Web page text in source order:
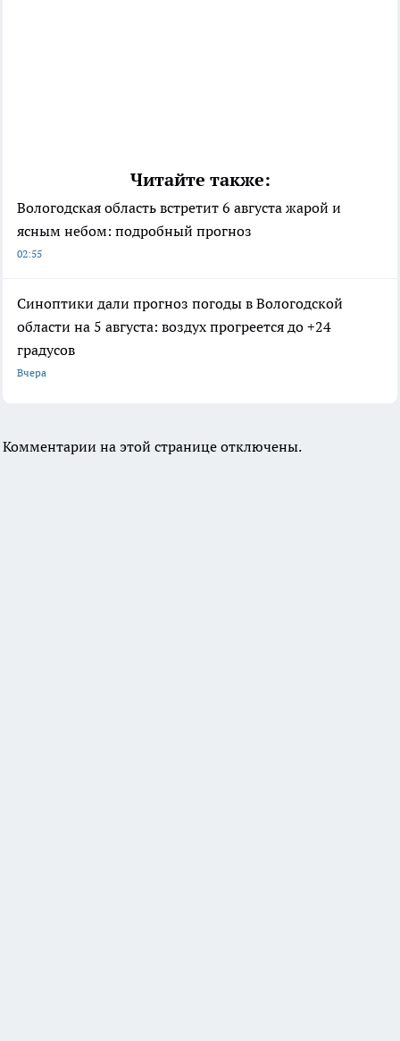
Читайте также:
Вологодская область встретит 6 августа жарой и
ясным небом: подробный прогноз
02:55
Синоптики дали прогноз погоды в Вологодской
области на 5 августа: воздух прогреется до +24
градусов
Вчера
Комментарии на этой странице отключены.